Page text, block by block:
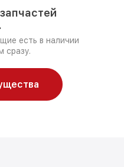
есть в наличии
сразу.